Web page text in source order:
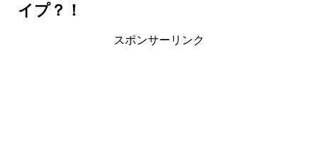
イプ？！
スポンサーリンク